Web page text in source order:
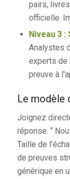
pairs,
officielle.
Niveau 3
Analystes
experts de
preuve à
Le modèle
Joignez
réponse. “
Taille de
de preuves
générique en